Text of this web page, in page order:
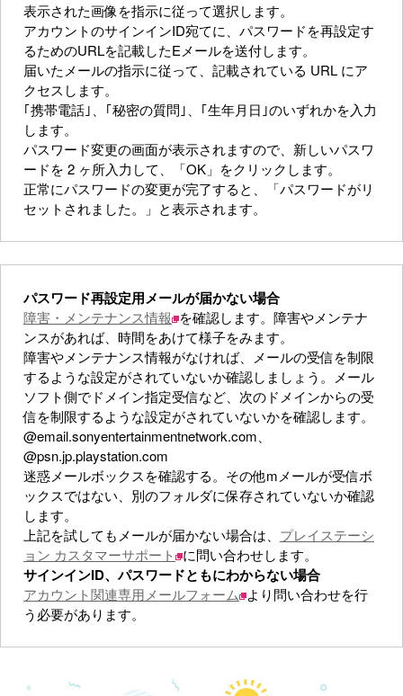
表示された画像を指示に従って選択します。
アカウントのサインインID宛てに、パスワードを再設定す
るためのURLを記載したEメールを送付します。
届いたメールの指示に従って、記載されている URL にア
クセスします。
｢携帯電話｣、｢秘密の質問｣、｢生年月日｣のいずれかを入力
します。
パスワード変更の画面が表示されますので、新しいパスワ
ードを 2 ヶ所入力して、「OK」をクリックします。
正常にパスワードの変更が完了すると、「パスワードがリ
セットされました。」と表示されます。
パスワード再設定用メールが届かない場合
障害・メンテナンス情報 を確認します。障害やメンテナ
ンスがあれば、時間をあけて様子をみます。
障害やメンテナンス情報がなければ、メールの受信を制限
するような設定がされていないか確認しましょう。メール
ソフト側でドメイン指定受信など、次のドメインからの受
信を制限するような設定がされていないかを確認します。
@email.sonyentertainmentnetwork.com、
@psn.jp.playstation.com
迷惑メールボックスを確認する。その他mメールが受信ボ
ックスではない、別のフォルダに保存されていないか確認
します。
上記を試してもメールが届かない場合は、 プレイステーシ
ョン カスタマーサポート
に問い合わせします。
サインインID、パスワードともにわからない場合
アカウント関連専用メールフォーム より問い合わせを行
う必要があります。